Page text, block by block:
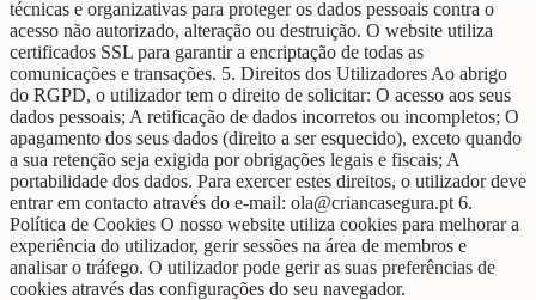
técnicas e organizativas para proteger os dados pessoais contra o
acesso não autorizado, alteração ou destruição. O website utiliza
certificados SSL para garantir a encriptação de todas as
comunicações e transações. 5. Direitos dos Utilizadores Ao abrigo
do RGPD, o utilizador tem o direito de solicitar: O acesso aos seus
dados pessoais; A retificação de dados incorretos ou incompletos; O
apagamento dos seus dados (direito a ser esquecido), exceto quando
a sua retenção seja exigida por obrigações legais e fiscais; A
portabilidade dos dados. Para exercer estes direitos, o utilizador deve
entrar em contacto através do e-mail: ola@criancasegura.pt 6.
Política de Cookies O nosso website utiliza cookies para melhorar a
experiência do utilizador, gerir sessões na área de membros e
analisar o tráfego. O utilizador pode gerir as suas preferências de
cookies através das configurações do seu navegador.